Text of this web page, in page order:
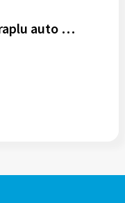
Deluxe 27” vierkante paraplu auto open